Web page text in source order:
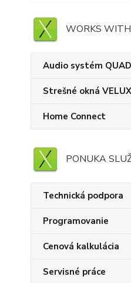
WORKS
Audio systém
Strešné okná VELUX
Home Connect
PONUKA
Technická podpora
Programovanie
Cenová kalkulácia
Servisné práce